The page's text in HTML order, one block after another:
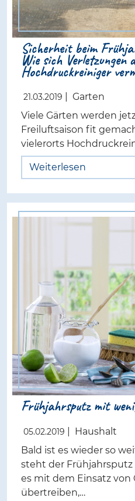
Sicherheit beim
Wie sich Verletzungen
Hochdruckreiniger
21.03.2019
Garten
Viele Gärten werden
Freiluftsaison fit
vielerorts
Weiterlesen
Frühjahrsputz mit
05.02.2019
Haushalt
Bald ist es wieder so
steht der Frühjahrsputz
es mit dem Einsatz
übertreiben,…